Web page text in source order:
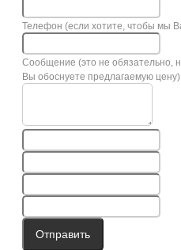
Телефон (если хотите, чтобы мы
Сообщение (это не обязательно,
Вы обоснуете предлагаемую цену)
Отправить